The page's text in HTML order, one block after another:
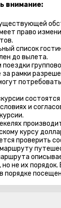
внимание:
право
список
до вылета.
рамки
и
курсу
проверить
не их
порядке